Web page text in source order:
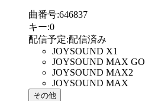
曲番号:646837
キー:0
配信予定:配信済み
JOYSOUND X1
JOYSOUND MAX GO
JOYSOUND MAX2
JOYSOUND MAX
その他